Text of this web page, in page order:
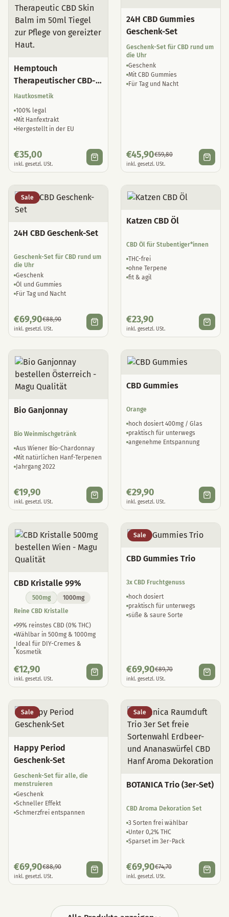
Hemptouch
Therapeutischer CBD-
Hautbalsam
Hautkosmetik
100% legal
Mit Hanfextrakt
Hergestellt in der EU
€35,00
inkl. gesetzl. USt.
24H CBD Gummies
Geschenk-Set
Geschenk-Set für CBD rund um
die Uhr
Geschenk
Mit CBD Gummies
Für Tag und Nacht
€45,90€59,80
inkl. gesetzl. USt.
Sale
24H CBD Geschenk-Set
Geschenk-Set für CBD rund um
die Uhr
Geschenk
Öl und Gummies
Für Tag und Nacht
€69,90€88,90
inkl. gesetzl. USt.
Katzen CBD Öl
CBD Öl für Stubentiger*innen
THC-frei
ohne Terpene
fit & agil
€23,90
inkl. gesetzl. USt.
Bio Ganjonnay
Bio Weinmischgetränk
Aus Wiener Bio-Chardonnay
Mit natürlichen Hanf-Terpenen
Jahrgang 2022
€19,90
inkl. gesetzl. USt.
CBD Gummies
Orange
hoch dosiert 400mg / Glas
praktisch für unterwegs
angenehme Entspannung
€29,90
inkl. gesetzl. USt.
CBD Kristalle 99%
500mg
1000mg
Reine CBD Kristalle
99% reinstes CBD (0% THC)
Wählbar in 500mg & 1000mg
Ideal für DIY-Cremes &
Kosmetik
€12,90
inkl. gesetzl. USt.
Sale
CBD Gummies Trio
3x CBD Fruchtgenuss
hoch dosiert
praktisch für unterwegs
süße & saure Sorte
€69,90€89,70
inkl. gesetzl. USt.
Sale
Happy Period
Geschenk-Set
Geschenk-Set für alle, die
menstruieren
Geschenk
Schneller Effekt
Schmerzfrei entspannen
€69,90€88,90
inkl. gesetzl. USt.
Sale
BOTANICA Trio (3er-Set)
CBD Aroma Dekoration Set
3 Sorten frei wählbar
Unter 0,2% THC
Sparset im 3er-Pack
€69,90€74,70
inkl. gesetzl. USt.